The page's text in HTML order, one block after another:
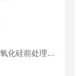
全自动游离二氧化硅前处理工作站